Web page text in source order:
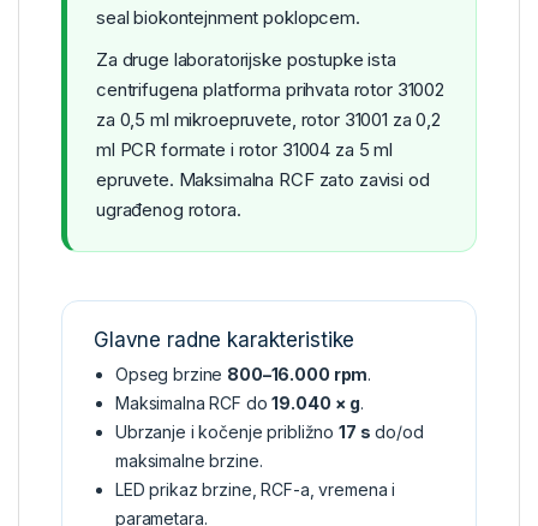
seal biokontejnment poklopcem.
Za druge laboratorijske postupke ista
centrifugena platforma prihvata rotor 31002
za 0,5 ml mikroepruvete, rotor 31001 za 0,2
ml PCR formate i rotor 31004 za 5 ml
epruvete. Maksimalna RCF zato zavisi od
ugrađenog rotora.
Glavne radne karakteristike
Opseg brzine 800–16.000 rpm.
Maksimalna RCF do19.040 × g.
Ubrzanje i kočenje približno 17 s do/od
maksimalne brzine.
LED prikaz brzine, RCF-a, vremena i
parametara.